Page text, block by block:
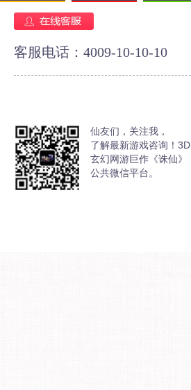
客服电话：4009-10-10-10
仙友们，关注我，
了解最新游戏咨询！3D
玄幻网游巨作《诛仙》
公共微信平台。